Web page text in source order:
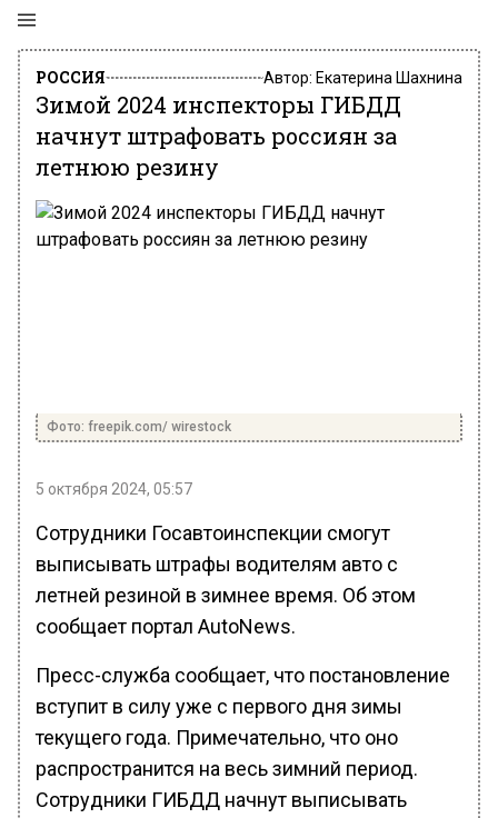
РОССИЯ Автор: Екатерина Шахнина
Зимой 2024 инспекторы ГИБДД
начнут штрафовать россиян за
летнюю резину
Фото: freepik.com/ wirestock
5 октября 2024, 05:57
Сотрудники Госавтоинспекции смогут
выписывать штрафы водителям авто с
летней резиной в зимнее время. Об этом
сообщает портал AutoNews.
Пресс-служба сообщает, что постановление
вступит в силу уже с первого дня зимы
текущего года. Примечательно, что оно
распространится на весь зимний период.
Сотрудники ГИБДД начнут выписывать